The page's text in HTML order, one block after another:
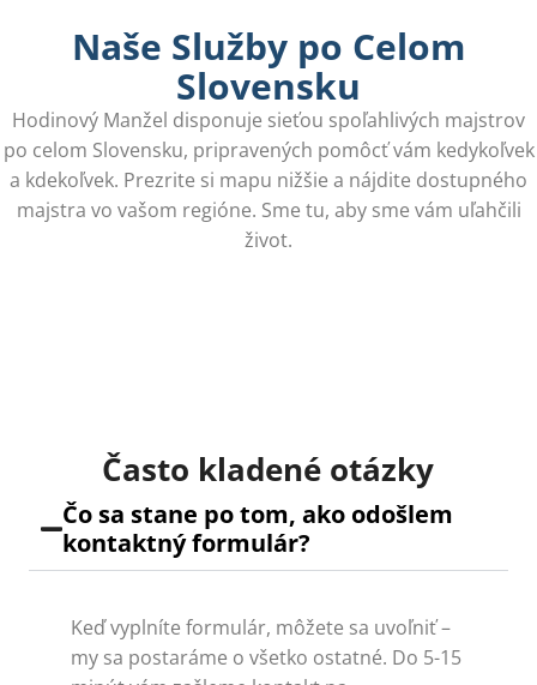
Naše Služby po Celom
Slovensku
Hodinový Manžel disponuje sieťou spoľahlivých majstrov
po celom Slovensku, pripravených pomôcť vám kedykoľvek
a kdekoľvek. Prezrite si mapu nižšie a nájdite dostupného
majstra vo vašom regióne. Sme tu, aby sme vám uľahčili
život.
Často kladené otázky
Čo sa stane po tom, ako odošlem
kontaktný formulár?
Keď vyplníte formulár, môžete sa uvoľniť –
my sa postaráme o všetko ostatné. Do 5-15